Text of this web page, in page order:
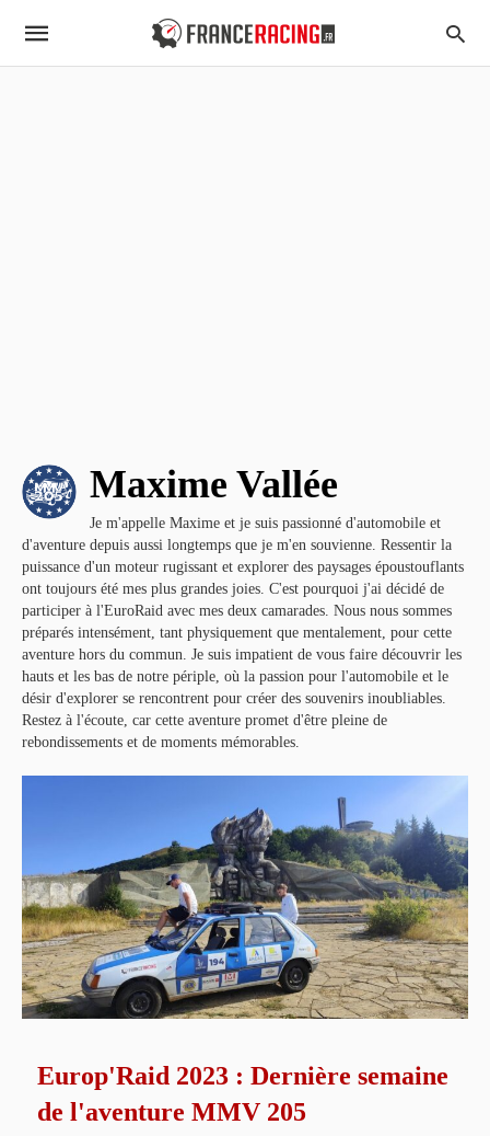
Maxime Vallée
Je m'appelle Maxime et je suis passionné d'automobile et
d'aventure depuis aussi longtemps que je m'en souvienne. Ressentir la
puissance d'un moteur rugissant et explorer des paysages époustouflants
ont toujours été mes plus grandes joies. C'est pourquoi j'ai décidé de
participer à l'EuroRaid avec mes deux camarades. Nous nous sommes
préparés intensément, tant physiquement que mentalement, pour cette
aventure hors du commun. Je suis impatient de vous faire découvrir les
hauts et les bas de notre périple, où la passion pour l'automobile et le
désir d'explorer se rencontrent pour créer des souvenirs inoubliables.
Restez à l'écoute, car cette aventure promet d'être pleine de
rebondissements et de moments mémorables.
Europ'Raid 2023 : Dernière semaine
de l'aventure MMV 205